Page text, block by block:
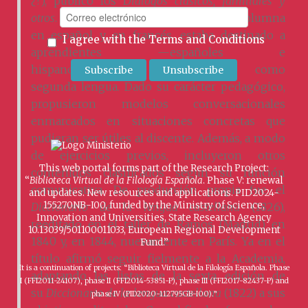
otros. Este manual, redactado a doble columna
en español y en francés, estaba destinado a
aprendientes —españoles e
hispanoamericanos— de francés como
segunda lengua. Dado su carácter pedagógico,
propusieron modelos conversacionales
enmarcados en situaciones concretas que
pudieran ser útiles al discente. Además, a modo
de ejercicios previos, incluyeron otros
contenidos clasificados según su función
comunicativa. De producción propia fue el
Diccionario de la lengua castellana(1826),
reeditado en el taller de Ramos (Madrid) en
1840 y, en 1844, nuevamente en París. Ya en el
título afirmó seguir fielmente a la Academia,
adaptando las listas de la sexta edición de
suDiccionario de la lengua castellana (1822) a sus
I agree with theTerms and Conditions
This web portal forms part of the Research Project:
“Biblioteca Virtual de la Filología Española. Phase V: renewal
and updates. New resources and applications. PID2024-
155270NB-I00, funded by the Ministry of Science,
Innovation and Universities, State Research Agency
10.13039/501100011033, European Regional Development
Fund.”
It is a continuation of projects: “Biblioteca Virtual de la Filología Española. Phase
I (FFI2011-24107), phase II (FFI2014-53851-P), phase III (FFI2017-82437-P) and
phase IV (PID2020-112795GB-I00).”